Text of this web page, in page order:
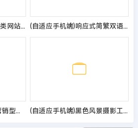
(自适应手机端)园林景观类网站pbootcms模板 园林建筑设计网站源码 (自适应手机端)响应式简繁双语绿色环保网站pbootcms模板 环保科技公司网站源码
(PC+WAP)pbootcms营销型除甲醛网站模板 室内空气检测净化类网站源码 (自适应手机端)黑色风景摄影工作室网站pbootcms模板 个人写真拍照网站源码